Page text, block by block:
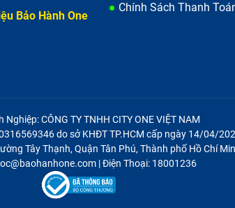
Bảo Hành One
Chính Sách Thanh
Nghiệp: CÔNG TY TNHH CITY ONE VIỆT NAM
do sở KHĐT TP.HCM cấp ngày 14/04/
Tây Thạnh, Quận Tân Phú, Thành phố Hồ Chí
| Điện Thoại: 18001236